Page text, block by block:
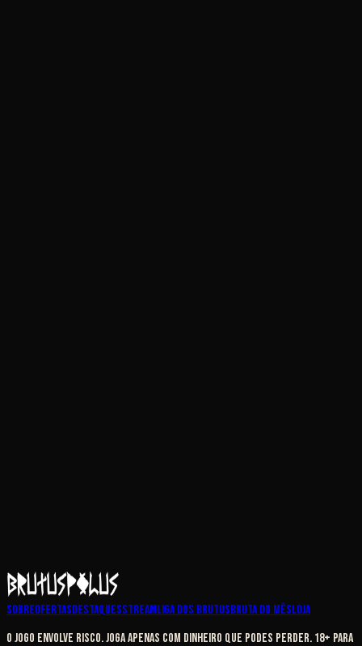
SobreOfertasDestaquesStreamLiga dos BrutusBruta do MêsLoja
O jogo envolve risco. Joga apenas com dinheiro que podes perder. 18+ para